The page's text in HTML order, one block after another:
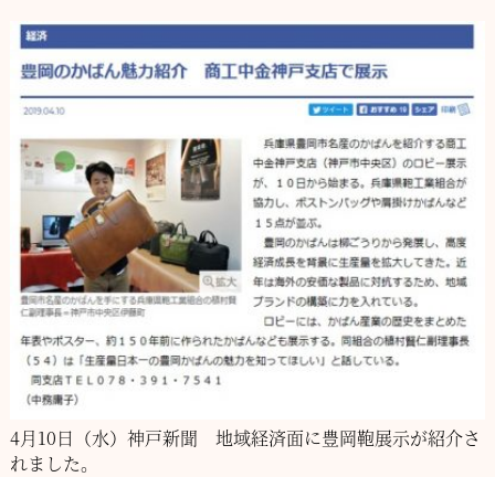
4月10日（水）神戸新聞 地域経済面に豊岡鞄展示が紹介さ
れました。